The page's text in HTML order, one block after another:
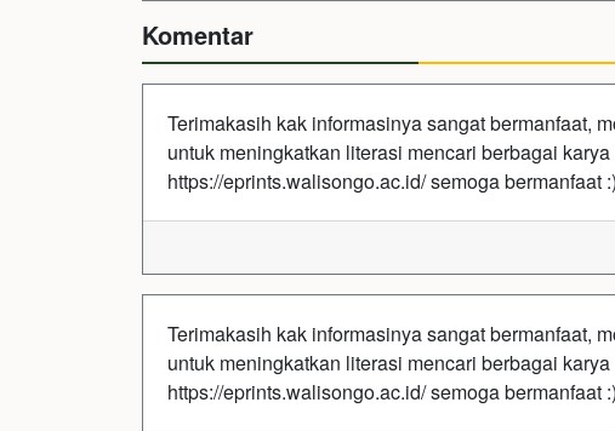
Komentar
Terimakasih kak informasinya sangat bermanfaat,
untuk meningkatkan literasi mencari berbagai
https://eprints.walisongo.ac.id/ semoga bermanfaat :)
Terimakasih kak informasinya sangat bermanfaat,
untuk meningkatkan literasi mencari berbagai
https://eprints.walisongo.ac.id/ semoga bermanfaat :)